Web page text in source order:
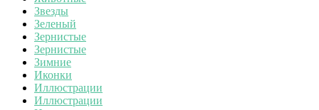
Звезды
Зеленый
Зернистые
Зернистые
Зимние
Иконки
Иллюстрации
Иллюстрации